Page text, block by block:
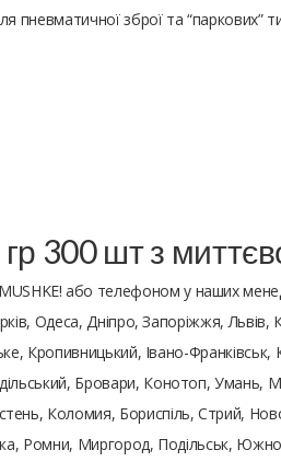
пневматичної зброї та “паркових”
300 шт з
або телефоном у наших
Одеса, Дніпро, Запоріжжя,
Кропивницький, Івано-
Бровари, Конотоп, Умань,
Коломия, Бориспіль, Стрий,
Ромни, Миргород, Подільськ,